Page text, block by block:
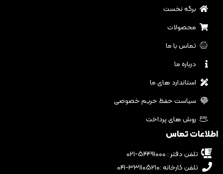
برگه نخست
محصولات
تماس با ما
درباره ما
استاندارد های ما
سیاست حفظ حریم خصوصی
روش های پرداخت
اطلاعات تماس
تلفن دفتر : ۵۴۴۹۱۰۰۰-۰۲۱
تلفن کارخانه :۳۳۱۱۰۵۲۱۰-۰۴۱